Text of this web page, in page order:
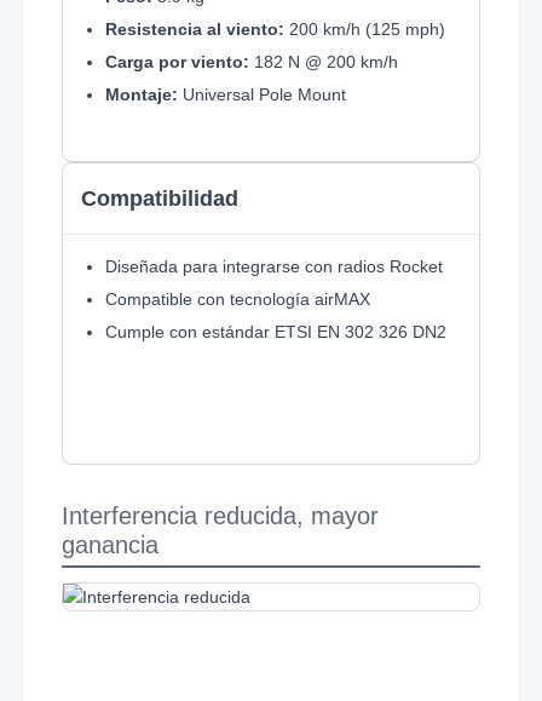
Resistencia al viento: 200 km/h (125 mph)
Carga por viento: 182 N @ 200 km/h
Montaje: Universal Pole Mount
Compatibilidad
Diseñada para integrarse con radios Rocket
Compatible con tecnología airMAX
Cumple con estándar ETSI EN 302 326 DN2
Interferencia reducida, mayor
ganancia